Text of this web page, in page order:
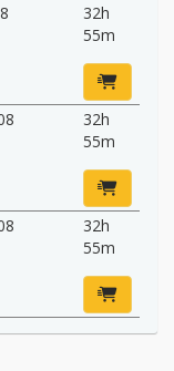
32h
55m
32h
55m
32h
55m